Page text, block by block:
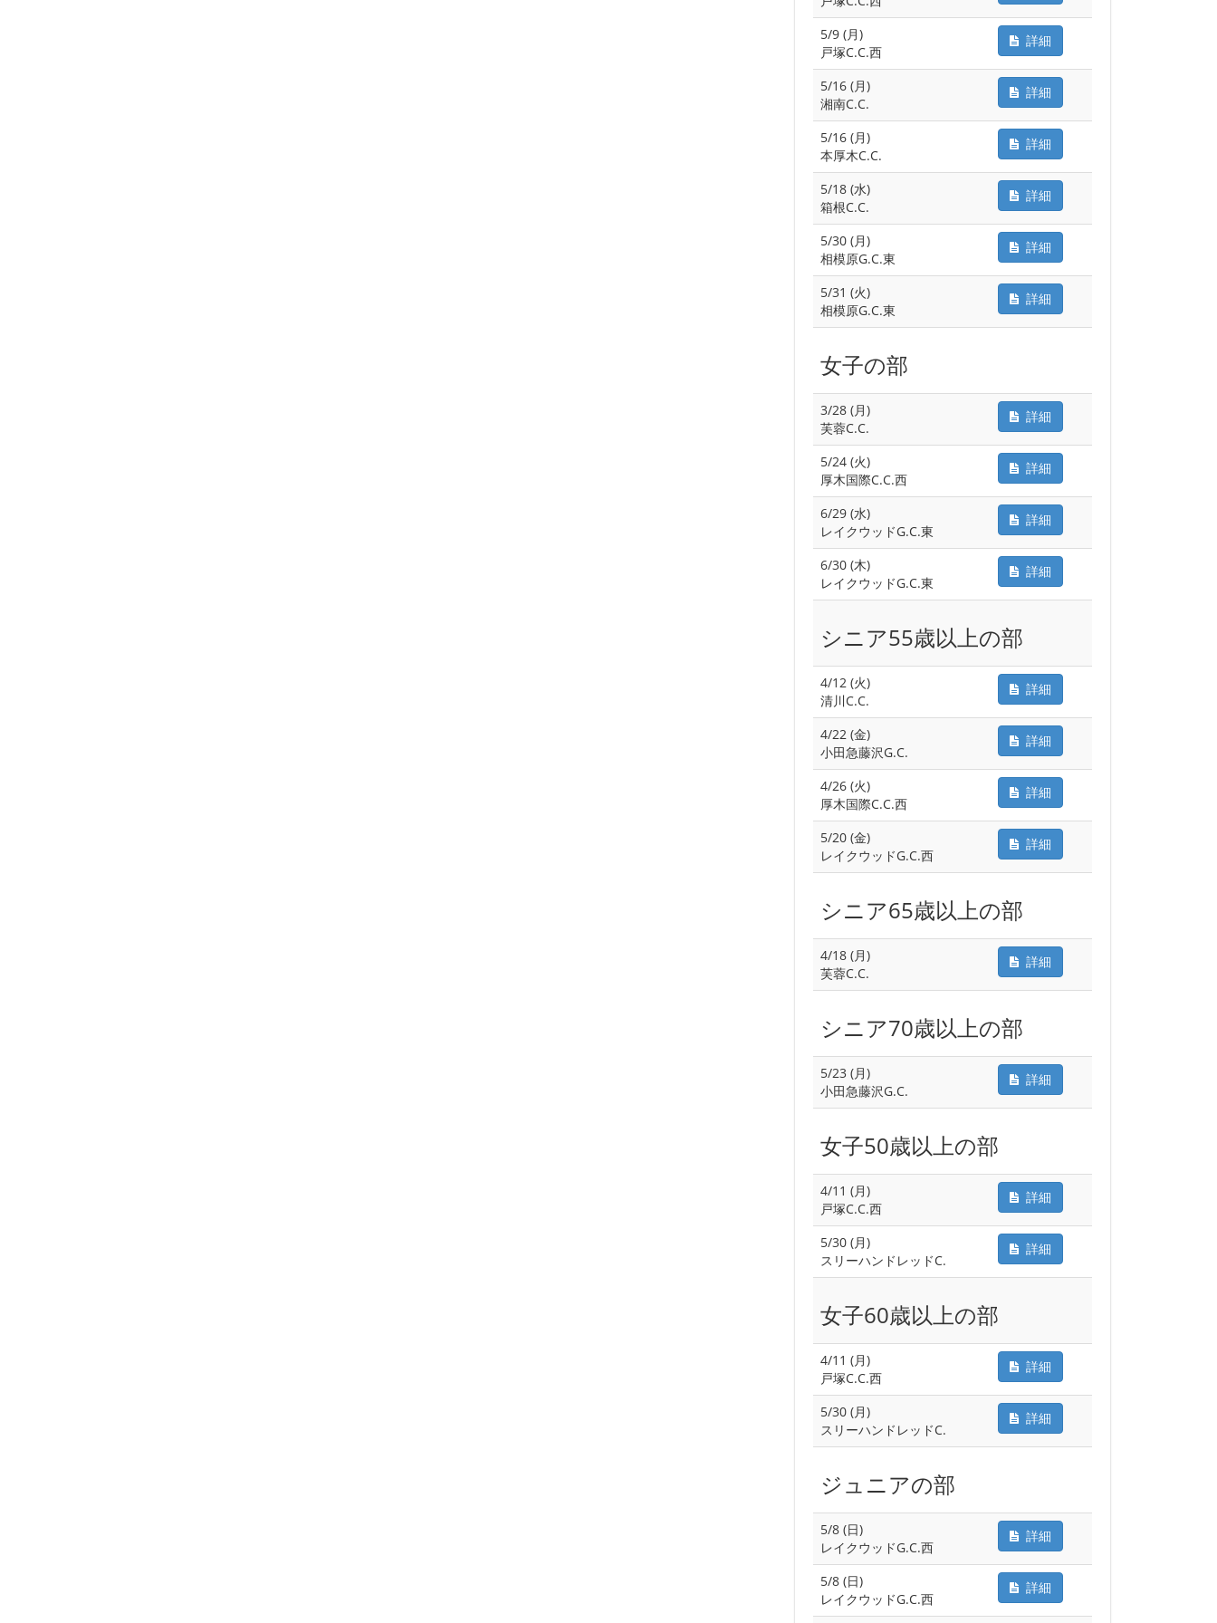
5/9 (月)
戸塚C.C.西
詳細
5/16 (月)
湘南C.C.
詳細
5/16 (月)
本厚木C.C.
詳細
5/18 (水)
箱根C.C.
詳細
5/30 (月)
相模原G.C.東
詳細
5/31 (火)
相模原G.C.東
詳細
女子の部
3/28 (月)
芙蓉C.C.
詳細
5/24 (火)
厚木国際C.C.西
詳細
6/29 (水)
レイクウッドG.C.東
詳細
6/30 (木)
レイクウッドG.C.東
詳細
シニア55歳以上の部
4/12 (火)
清川C.C.
詳細
4/22 (金)
小田急藤沢G.C.
詳細
4/26 (火)
厚木国際C.C.西
詳細
5/20 (金)
レイクウッドG.C.西
詳細
シニア65歳以上の部
4/18 (月)
芙蓉C.C.
詳細
シニア70歳以上の部
5/23 (月)
小田急藤沢G.C.
詳細
女子50歳以上の部
4/11 (月)
戸塚C.C.西
詳細
5/30 (月)
スリーハンドレッドC.
詳細
女子60歳以上の部
4/11 (月)
戸塚C.C.西
詳細
5/30 (月)
スリーハンドレッドC.
詳細
ジュニアの部
5/8 (日)
レイクウッドG.C.西
詳細
5/8 (日)
レイクウッドG.C.西
詳細